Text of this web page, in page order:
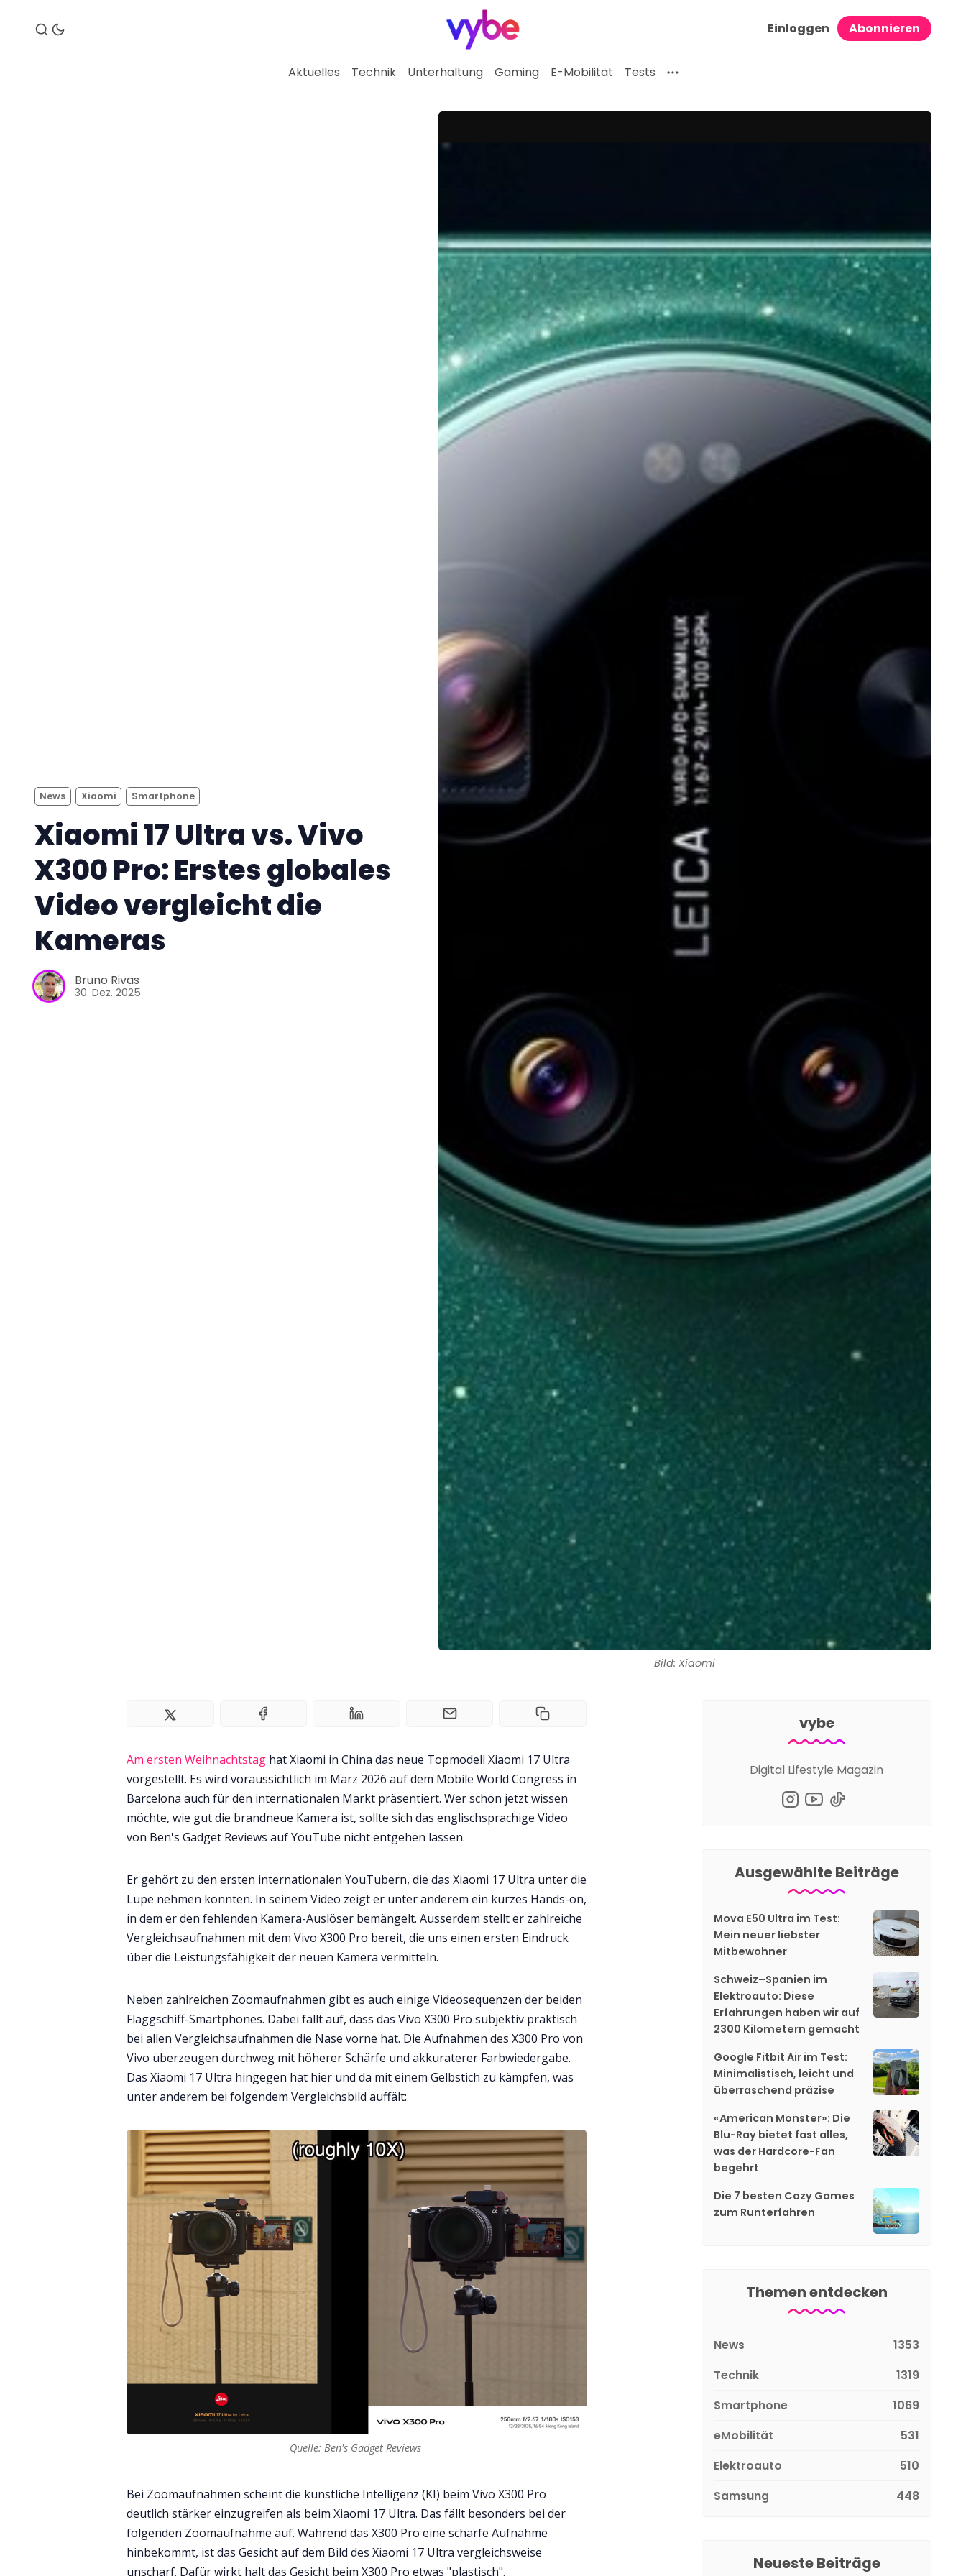
Unterhaltung
Gaming
E-Mobilität
Tests
Über uns
Einloggen Abonnieren
Aktuelles Technik Unterhaltung Gaming E-Mobilität Tests
Bild: Xiaomi
News Xiaomi Smartphone
Xiaomi 17 Ultra vs. Vivo
X300 Pro: Erstes globales
Video vergleicht die
Kameras
Bruno Rivas
30. Dez. 2025
Am ersten Weihnachtstag hat Xiaomi in China das neue Topmodell Xiaomi 17 Ultra
vorgestellt. Es wird voraussichtlich im März 2026 auf dem Mobile World Congress in
Barcelona auch für den internationalen Markt präsentiert. Wer schon jetzt wissen
möchte, wie gut die brandneue Kamera ist, sollte sich das englischsprachige Video
von Ben's Gadget Reviews auf YouTube nicht entgehen lassen.
Er gehört zu den ersten internationalen YouTubern, die das Xiaomi 17 Ultra unter die
Lupe nehmen konnten. In seinem Video zeigt er unter anderem ein kurzes Hands-on,
in dem er den fehlenden Kamera-Auslöser bemängelt. Ausserdem stellt er zahlreiche
Vergleichsaufnahmen mit dem Vivo X300 Pro bereit, die uns einen ersten Eindruck
über die Leistungsfähigkeit der neuen Kamera vermitteln.
Neben zahlreichen Zoomaufnahmen gibt es auch einige Videosequenzen der beiden
Flaggschiff-Smartphones. Dabei fällt auf, dass das Vivo X300 Pro subjektiv praktisch
bei allen Vergleichsaufnahmen die Nase vorne hat. Die Aufnahmen des X300 Pro von
Vivo überzeugen durchweg mit höherer Schärfe und akkuraterer Farbwiedergabe.
Das Xiaomi 17 Ultra hingegen hat hier und da mit einem Gelbstich zu kämpfen, was
unter anderem bei folgendem Vergleichsbild auffält:
Quelle: Ben's Gadget Reviews
Bei Zoomaufnahmen scheint die künstliche Intelligenz (KI) beim Vivo X300 Pro
deutlich stärker einzugreifen als beim Xiaomi 17 Ultra. Das fällt besonders bei der
folgenden Zoomaufnahme auf. Während das X300 Pro eine scharfe Aufnahme
hinbekommt, ist das Gesicht auf dem Bild des Xiaomi 17 Ultra vergleichsweise
unscharf. Dafür wirkt halt das Gesicht beim X300 Pro etwas "plastisch".
vybe
Digital Lifestyle Magazin
Ausgewählte Beiträge
Mova E50 Ultra im Test:
Mein neuer liebster
Mitbewohner
Schweiz–Spanien im
Elektroauto: Diese
Erfahrungen haben wir auf
2300 Kilometern gemacht
Google Fitbit Air im Test:
Minimalistisch, leicht und
überraschend präzise
«American Monster»: Die
Blu-Ray bietet fast alles,
was der Hardcore-Fan
begehrt
Die 7 besten Cozy Games
zum Runterfahren
Themen entdecken
News
1353
Technik
1319
Smartphone
1069
eMobilität
531
Elektroauto
510
Samsung
448
Neueste Beiträge